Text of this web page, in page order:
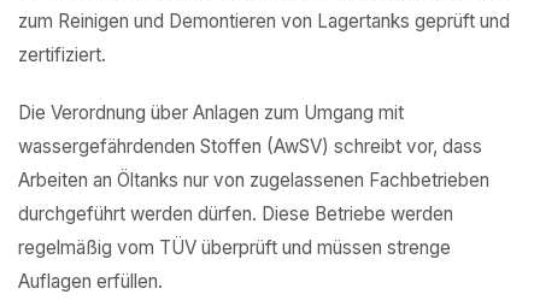
zum Reinigen und Demontieren von Lagertanks geprüft und
zertifiziert.
Die Verordnung über Anlagen zum Umgang mit
wassergefährdenden Stoffen (AwSV) schreibt vor, dass
Arbeiten an Öltanks nur von zugelassenen Fachbetrieben
durchgeführt werden dürfen. Diese Betriebe werden
regelmäßig vom TÜV überprüft und müssen strenge
Auflagen erfüllen.